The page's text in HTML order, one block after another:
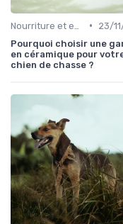
•
23/
Pourquoi choisir une
en céramique pour
chien de chasse ?